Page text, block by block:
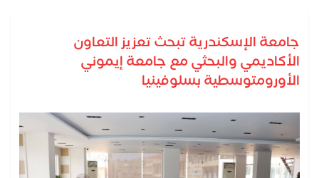
جامعة الإسكندرية تبحث تعزيز التعاون
الأكاديمي والبحثي مع جامعة إيموني
الأورومتوسطية بسلوفينيا